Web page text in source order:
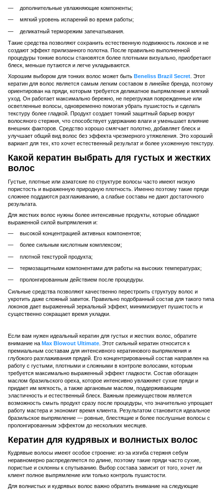
дополнительные увлажняющие компоненты;
мягкий уровень испарений во время работы;
деликатный терморежим запечатывания.
Такие средства позволяют сохранить естественную подвижность локонов и не
создают эффект прилизанного полотна. После правильно выполненной
процедуры тонкие волосы становятся более плотными визуально, приобретают
блеск, меньше путаются и легче укладываются.
Хорошим выбором для тонких волос может быть Beneliss Brazil Secret . Этот
кератин для волос является самым легким составом в линейке бренда, поэтому
ориентирован на пряди, которым требуется деликатное выпрямление и мягкий
уход. Он работает максимально бережно, не перегружая поврежденные или
осветленные волосы, одновременно помогая убрать пушистость и сделать
текстуру более гладкой. Продукт создает тонкий защитный барьер вокруг
волосяного стержня, что способствует удержанию влаги и уменьшает влияние
внешних факторов. Средство хорошо смягчает полотно, добавляет блеск и
улучшает общий вид волос без эффекта чрезмерного утяжеления. Это хороший
вариант для тех, кто хочет естественный результат и более ухоженную текстуру.
Какой кератин выбрать для густых и жестких
волос
Густые, плотные или азиатские по структуре волосы часто имеют низкую
пористость и выраженную природную плотность. Именно поэтому такие пряди
сложнее поддаются разглаживанию, а слабые составы не дают достаточного
результата.
Для жестких волос нужны более интенсивные продукты, которые обладают
выраженной силой выпрямления и:
высокой концентрацией активных компонентов;
более сильным кислотным комплексом;
плотной текстурой продукта;
термозащитными компонентами для работы на высоких температурах;
пролонгированным действием после процедуры.
Сильные средства позволяют качественно перестроить структуру волос и
укротить даже сложный завиток. Правильно подобранный состав для такого типа
локонов дает выраженный зеркальный эффект, минимизирует пушистость и
существенно сокращает время укладки.
Если вам нужен идеальный кератин для густых и жестких волос, обратите
внимание на Max Blowout Ultimate . Этот сильный кератин относится к
премиальным составам для интенсивного кератинового выпрямления и
глубокого разглаживания прядей. Его концентрированный состав направлен на
работу с густыми, плотными и сложными в контроле волосами, которым
требуется максимально выраженный эффект гладкости. Состав обогащен
маслом бразильского ореха, которое интенсивно увлажняет сухие пряди и
придает им мягкость, а также аргановым маслом, поддерживающим
эластичность и естественный блеск. Важным преимуществом является
возможность смыть продукт сразу после процедуры, что значительно упрощает
работу мастера и экономит время клиента. Результатом становится идеальное
бразильское выпрямление — ровные, блестящие и более послушные волосы с
пролонгированным эффектом до нескольких месяцев.
Кератин для кудрявых и волнистых волос
Кудрявые волосы имеют особое строение: из-за изгиба стержня себум
неравномерно распределяется по длине, поэтому такие пряди часто сухие,
пористые и склонны к спутыванию. Выбор состава зависит от того, хочет ли
клиент полное выпрямление или только контроль пушистости.
Для волнистых и кудрявых волос важно обратить внимание на следующие